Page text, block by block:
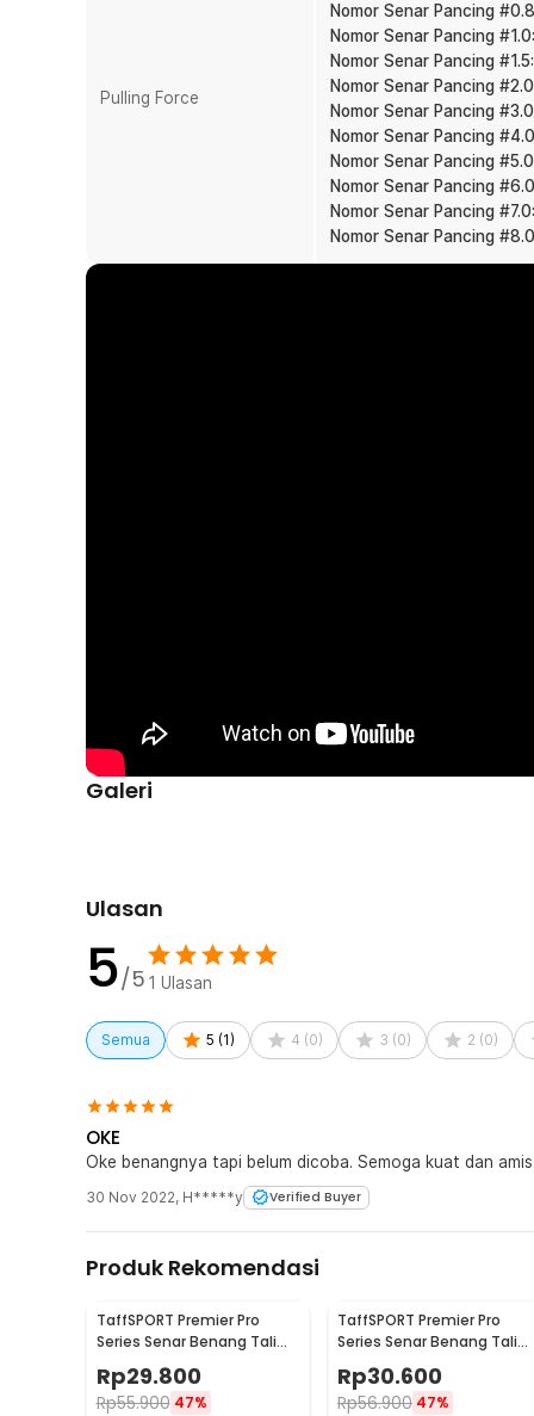
Karakter braided line memiliki stretch rendah sehingga
Gigitan ikan lebih cepat terasa di tangan. Hookset jadi
Tahan Abrasi dan Air Asin
Dirancang untuk menghadapi air tawar maupun air
dengan batu, kayu, atau karang. Cocok untuk
Tersedia dari ukuran thick line kecil hingga besar
predator air tawar, hingga ikan laut besar. Tinggal
Anda.
Pulling Force
Nomor Senar Pancing
Nomor Senar Pancing
Nomor Senar Pancing
Nomor Senar Pancing
Nomor Senar Pancing
Nomor Senar Pancing
Nomor Senar Pancing
Nomor Senar Pancing
Nomor Senar Pancing
Nomor Senar Pancing
Galeri
Ulasan
5/5 1 Ulasan
Semua 5 (1) 4 (0) 3 (0) 2 (0)
OKE
Oke benangnya tapi belum dicoba. Semoga kuat dan
30 Nov 2022, H*****y Verified Buyer
Produk Rekomendasi
TaffSPORT Premier Pro
Series Senar Benang Tali
Pancing PE Braided 300M
0.33mm
Rp29.800
Rp55.900 47%
TaffSPORT Premier Pro
Series Senar Benang Tali
Pancing PE Braided 300M
0.23mm
Rp30.600
Rp56.900 47%